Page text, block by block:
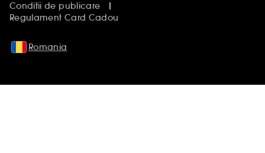
Conditii de publicare
Regulament Card Cadou
Romania